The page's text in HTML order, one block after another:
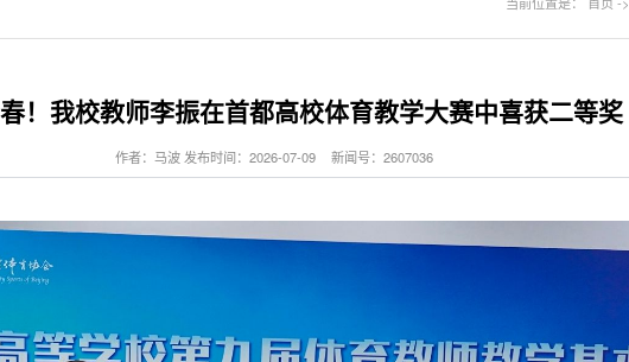
！我校教师李振在首都高校体育教学大赛中喜获二等奖
作者：马波 发布时间：2026-07-09 新闻号：2607036